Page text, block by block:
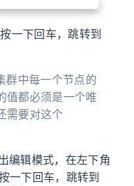
一下回车，跳转到
群中每一个节点的
值都必须是一个唯
需要对这个
编辑模式，在左下角
一下回车，跳转到